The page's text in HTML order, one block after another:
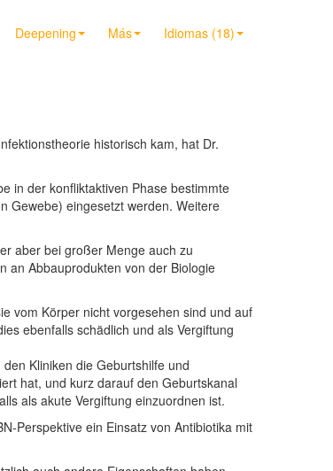
Deepening Más Idiomas (18)
historisch kam, hat Dr.
in der konfliktaktiven Phase bestimmte
Gewebe) eingesetzt werden. Weitere
aber bei großer Menge auch zu
an Abbauprodukten von der Biologie
vom Körper nicht vorgesehen sind und auf
ebenfalls schädlich und als Vergiftung
Kliniken die Geburtshilfe und
hat, und kurz darauf den Geburtskanal
als akute Vergiftung einzuordnen ist.
Perspektive ein Einsatz von Antibiotika mit